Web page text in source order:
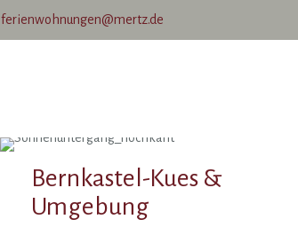
ferienwohnungen@mertz.de
Bernkastel-Kues &
Umgebung